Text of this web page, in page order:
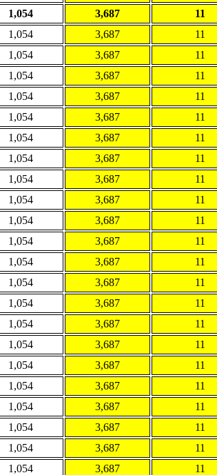
1,054 3,687 11
1,054 3,687 11
1,054 3,687 11
1,054 3,687 11
1,054 3,687 11
1,054 3,687 11
1,054 3,687 11
1,054 3,687 11
1,054 3,687 11
1,054 3,687 11
1,054 3,687 11
1,054 3,687 11
1,054 3,687 11
1,054 3,687 11
1,054 3,687 11
1,054 3,687 11
1,054 3,687 11
1,054 3,687 11
1,054 3,687 11
1,054 3,687 11
1,054 3,687 11
1,054 3,687 11
1,054 3,687 11